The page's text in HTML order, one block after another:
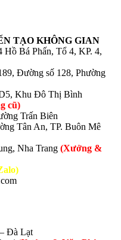
TẠO KHÔNG GIAN
Hồ Bá Phấn, Tổ 4, KP. 4,
Đường số 128, Phường
Khu Đô Thị Bình
cũ)
Trấn Biên
Tân An, TP. Buôn Mê
Nha Trang (Xưởng &
Đà Lạt